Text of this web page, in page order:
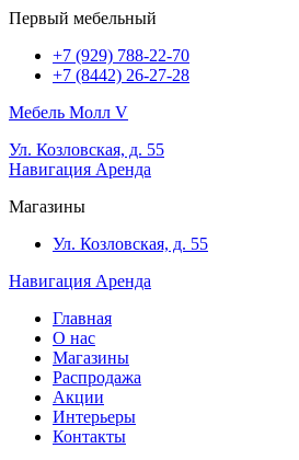
Первый мебельный
+7 (929) 788-22-70
+7 (8442) 26-27-28
Мебель Молл V
Ул. Козловская, д. 55
Навигация Аренда
Магазины
Ул. Козловская, д. 55
Навигация Аренда
Главная
О нас
Магазины
Распродажа
Акции
Интерьеры
Контакты